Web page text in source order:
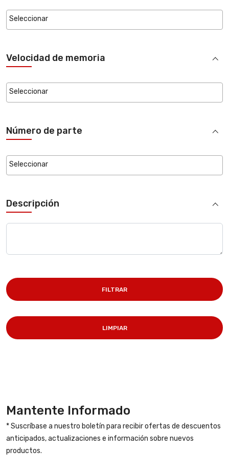
Velocidad de memoria
Número de parte
Descripción
FILTRAR
LIMPIAR
Mantente Informado
* Suscríbase a nuestro boletín para recibir ofertas de descuentos
anticipados, actualizaciones e información sobre nuevos
productos.